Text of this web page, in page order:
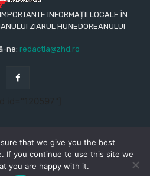
INFORMAȚII LOCALE ÎN
ZIARUL HUNEDOREANULUI
ne: redactia@zhd.ro
Hunedoreanului
that we give you the best
If you continue to use this site we
you are happy with it.